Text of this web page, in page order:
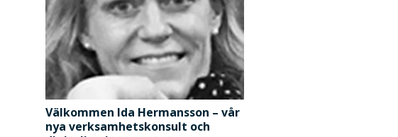
Välkommen Ida Hermansson – vår
nya verksamhetskonsult och